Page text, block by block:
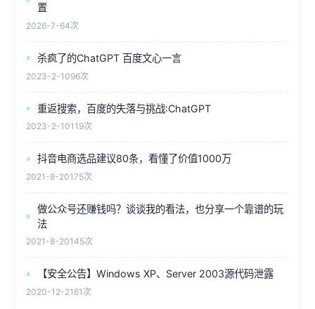
置
2026-7-64次
杀疯了的ChatGPT 百度文心一言
2023-2-1096次
重返搜索，百度的失落与挑战:ChatGPT
2023-2-10119次
抖音电商选品建议80条，看懂了价值1000万
2021-8-20175次
做公众号还赚钱吗？谈谈我的看法，也分享一个靠谱的玩
法
2021-8-20145次
【安全公告】Windows XP、Server 2003源代码泄露
2020-12-2161次